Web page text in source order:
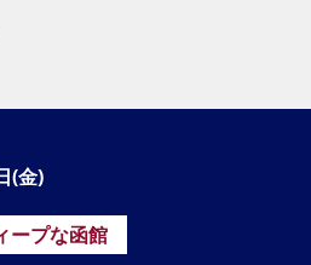
(金)
ープな函館